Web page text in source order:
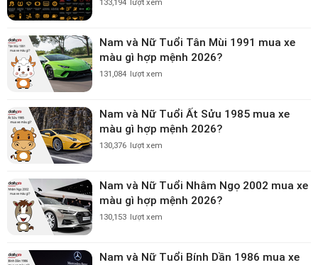
133,194 lượt xem
Nam và Nữ Tuổi Tân Mùi 1991 mua xe
màu gì hợp mệnh 2026?
131,084 lượt xem
Nam và Nữ Tuổi Ất Sửu 1985 mua xe
màu gì hợp mệnh 2026?
130,376 lượt xem
Nam và Nữ Tuổi Nhâm Ngọ 2002 mua xe
màu gì hợp mệnh 2026?
130,153 lượt xem
Nam và Nữ Tuổi Bính Dần 1986 mua xe